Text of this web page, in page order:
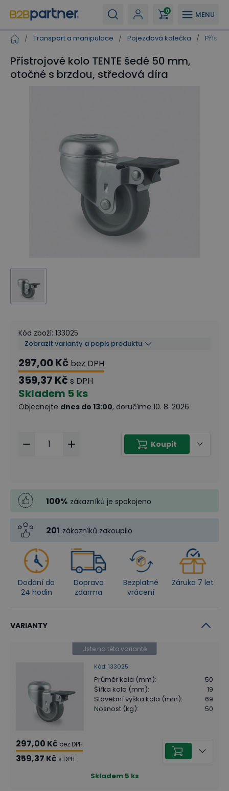
MENU
0
/ Transport a manipulace / Pojezdová kolečka /
Přístrojové kolo TENTE šedé 50 mm,
otočné s brzdou, středová díra
Kód zboží: 133025
Zobrazit varianty a popis produktu
297,00 Kč bez DPH
359,37 Kčs DPH
Skladem 5 ks
Objednejte dnes do 13:00, doručíme 10. 8. 2026
Koupit
100% zákazníků je spokojeno
201 zákazníků zakoupilo
Dodání do
24 hodin
Doprava
zdarma
Bezplatné
vrácení
Záruka 7 let
VARIANTY
Kód: 133025
Jste na této variantě
Průměr kola (mm):
50
Šířka kola (mm):
19
Stavební výška kola (mm):
69
Nosnost (kg): 50
297,00 Kč bez DPH
359,37 Kč s DPH
Skladem 5 ks